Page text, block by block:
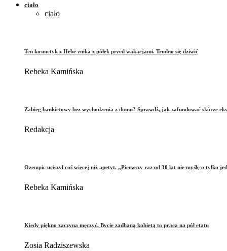
ciało
ciało
Ten kosmetyk z Hebe znika z półek przed wakacjami. Trudno się dziwić
Rebeka Kamińska
Zabieg bankietowy bez wychodzenia z domu? Sprawdź, jak zafundować skórze
Redakcja
Ozempic uciszył coś więcej niż apetyt. „Pierwszy raz od 30 lat nie myślę o tylko
Rebeka Kamińska
Kiedy piękno zaczyna męczyć. Bycie zadbaną kobietą to praca na pół etatu
Zosia Radziszewska